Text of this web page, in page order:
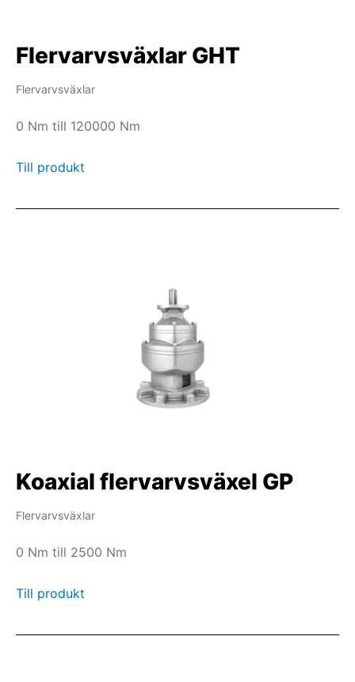
Flervarvsväxlar GHT
Flervarvsväxlar
0 Nm till 120000 Nm
Till produkt
Koaxial flervarvsväxel GP
Flervarvsväxlar
0 Nm till 2500 Nm
Till produkt